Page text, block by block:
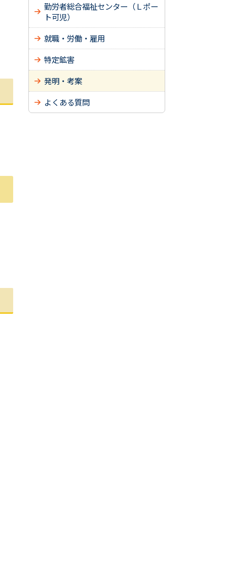
勤労者総合福祉センター（Ｌポー
ト可児）
就職・労働・雇用
特定鉱害
発明・考案
よくある質問